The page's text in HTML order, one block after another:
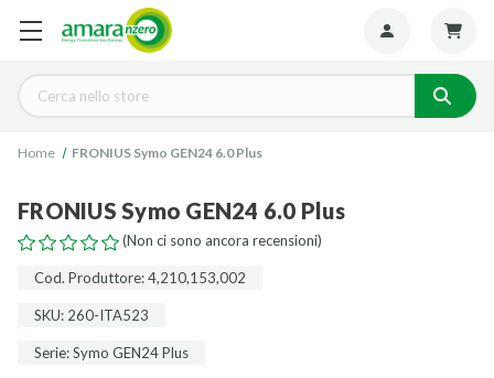
Cerca
Home FRONIUS Symo GEN24 6.0 Plus
FRONIUS Symo GEN24 6.0 Plus
(Non ci sono ancora recensioni)
Cod. Produttore: 4,210,153,002
SKU: 260-ITA523
Serie: Symo GEN24 Plus